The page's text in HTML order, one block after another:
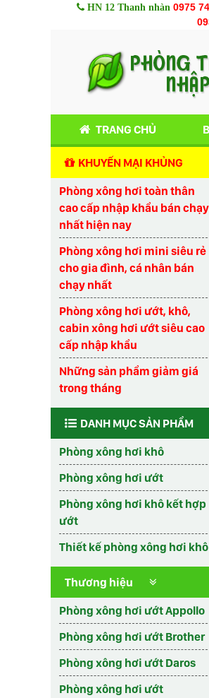
HN 12 Thanh nhàn 0975
TRANG CHỦ
KHUYẾN MẠI KHỦNG
Phòng xông hơi toàn thân
cao cấp nhập khẩu bán chạy
nhất hiện nay
Phòng xông hơi mini siêu rẻ
cho gia đình, cá nhân bán
chạy nhất
Phòng xông hơi ướt, khô,
cabin xông hơi ướt siêu cao
cấp nhập khẩu
Những sản phẩm giảm giá
trong tháng
DANH MỤC SẢN PHẨM
Phòng xông hơi khô
Phòng xông hơi ướt
Phòng xông hơi khô kết hợp
ướt
Thiết kế phòng xông hơi khô
Thương hiệu
Phòng xông hơi ướt Appollo
Phòng xông hơi ướt Brother
Phòng xông hơi ướt Daros
Phòng xông hơi ướt